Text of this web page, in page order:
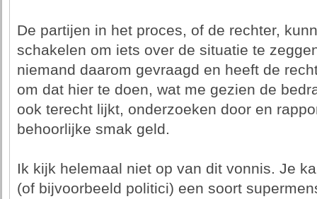
De partijen in het proces, of de rechter,
schakelen om iets over de situatie te
niemand daarom gevraagd en heeft de
om dat hier te doen, wat me gezien de
ook terecht lijkt, onderzoeken door en
behoorlijke smak geld.
Ik kijk helemaal niet op van dit vonnis. Je
(of bijvoorbeeld politici) een soort